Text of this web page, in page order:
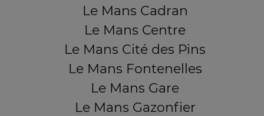
Le Mans Cadran
Le Mans Centre
Le Mans Cité des Pins
Le Mans Fontenelles
Le Mans Gare
Le Mans Gazonfier